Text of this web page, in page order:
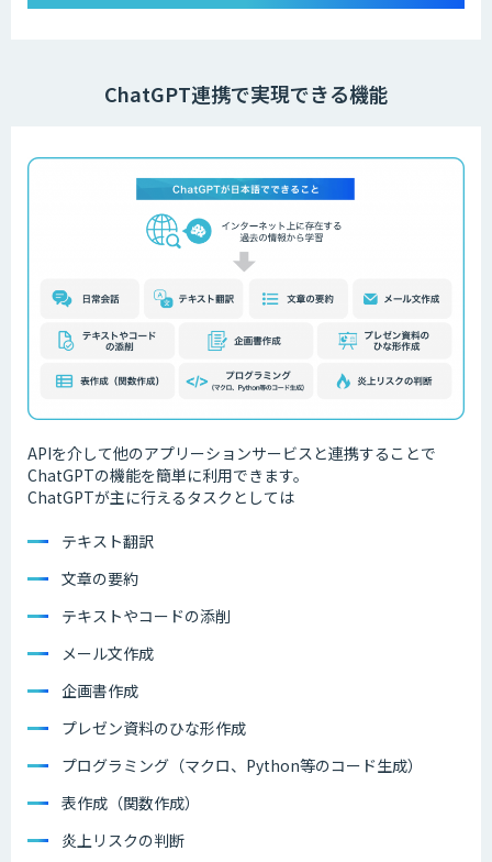
ChatGPT連携で実現できる機能
APIを介して他のアプリーションサービスと連携することで
ChatGPTの機能を簡単に利用できます。
ChatGPTが主に行えるタスクとしては
テキスト翻訳
文章の要約
テキストやコードの添削
メール文作成
企画書作成
プレゼン資料のひな形作成
プログラミング（マクロ、Python等のコード生成）
表作成（関数作成）
炎上リスクの判断